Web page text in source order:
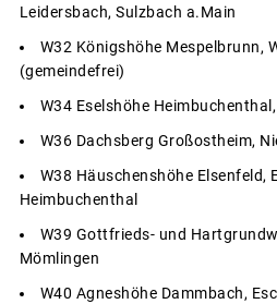
Leidersbach, Sulzbach a.Main
W32 Königshöhe Mespelbrunn,
(gemeindefrei)
W34 Eselshöhe
W36 Dachsberg Großostheim,
W38 Häuschenshöhe Elsenfeld,
Heimbuchenthal
W39 Gottfrieds- und
Mömlingen
W40 Agneshöhe Dammbach,